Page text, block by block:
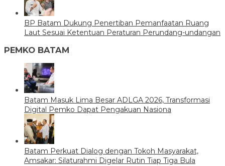
BP Batam Dukung Penertiban Pemanfaatan Ruang
Laut Sesuai Ketentuan Peraturan Perundang-undangan
PEMKO BATAM
Batam Masuk Lima Besar ADLGA 2026, Transformasi
Digital Pemko Dapat Pengakuan Nasiona
Batam Perkuat Dialog dengan Tokoh Masyarakat,
Amsakar: Silaturahmi Digelar Rutin Tiap Tiga Bula